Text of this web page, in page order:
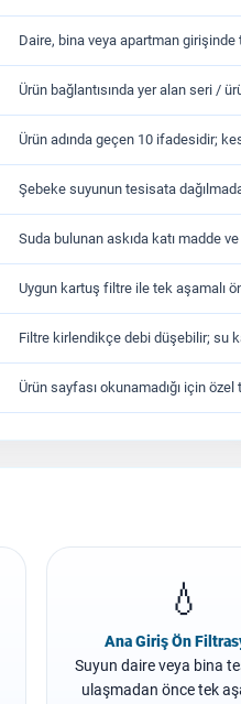
Daire, bina veya apartman
Ürün bağlantısında yer alan seri /
Ürün adında geçen 10 ifadesidir;
Şebeke suyunun tesisata
Suda bulunan askıda katı madde
Uygun kartuş filtre ile tek aşamalı
Filtre kirlendikçe debi düşebilir; su
Ürün sayfası okunamadığı için
💧
Ana Giriş Ön
Suyun daire veya bina
ulaşmadan önce tek